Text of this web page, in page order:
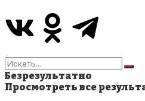
Безрезультатно
Просмотреть все